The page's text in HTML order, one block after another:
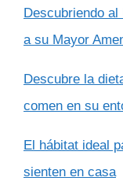
Descubriendo al
a su Mayor
Descubre la
comen en su
El hábitat ideal
sienten en casa